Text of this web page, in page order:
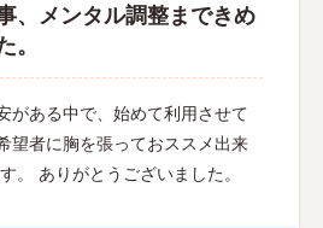
、メンタル調整まできめ
。
がある中で、始めて利用させて
望者に胸を張っておススメ出来
。 ありがとうございました。